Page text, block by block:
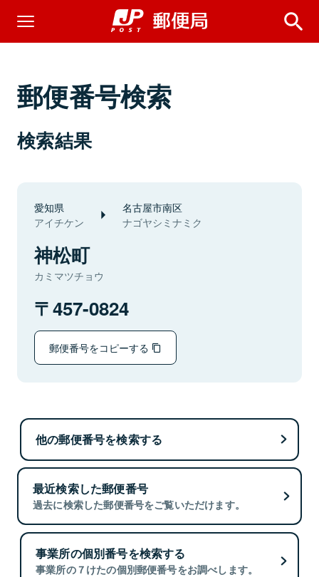
郵便番号検索
検索結果
愛知県
アイチケン
名古屋市南区
ナゴヤシミナミク
神松町
カミマツチョウ
457-0824
郵便番号をコピーする
他の郵便番号を検索する
最近検索した郵便番号
過去に検索した郵便番号をご覧いただけます。
事業所の個別番号を検索する
事業所の７けたの個別郵便番号をお調べします。